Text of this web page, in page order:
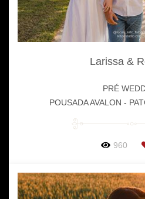
Larissa &
PRÉ
POUSADA AVALON -
960